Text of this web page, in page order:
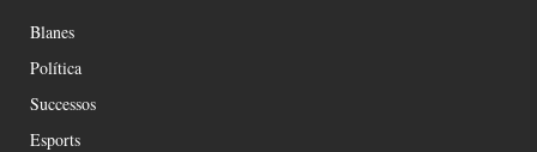
Blanes
Política
Successos
Esports